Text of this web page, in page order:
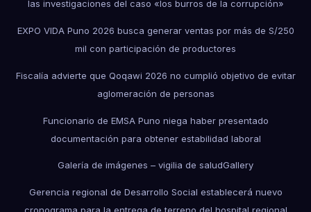
las investigaciones del caso «los burros de la corrupción»
EXPO VIDA Puno 2026 busca generar ventas por más de S/250
mil con participación de productores
Fiscalía advierte que Qoqawi 2026 no cumplió objetivo de evitar
aglomeración de personas
Funcionario de EMSA Puno niega haber presentado
documentación para obtener estabilidad laboral
Galería de imágenes – vigilia de saludGallery
Gerencia regional de Desarrollo Social establecerá nuevo